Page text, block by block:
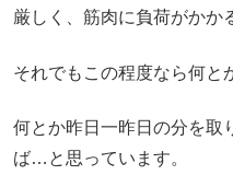
厳しく、筋肉に負荷がかか
それでもこの程度なら何と
何とか昨日一昨日の分を取
ば…と思っています。